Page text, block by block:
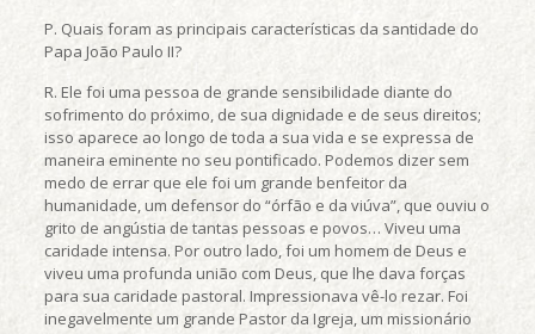
P. Quais foram as principais características da santidade do
Papa João Paulo II?
R. Ele foi uma pessoa de grande sensibilidade diante do
sofrimento do próximo, de sua dignidade e de seus direitos;
isso aparece ao longo de toda a sua vida e se expressa de
maneira eminente no seu pontificado. Podemos dizer sem
medo de errar que ele foi um grande benfeitor da
humanidade, um defensor do “órfão e da viúva”, que ouviu o
grito de angústia de tantas pessoas e povos… Viveu uma
caridade intensa. Por outro lado, foi um homem de Deus e
viveu uma profunda união com Deus, que lhe dava forças
para sua caridade pastoral. Impressionava vê-lo rezar. Foi
inegavelmente um grande Pastor da Igreja, um missionário